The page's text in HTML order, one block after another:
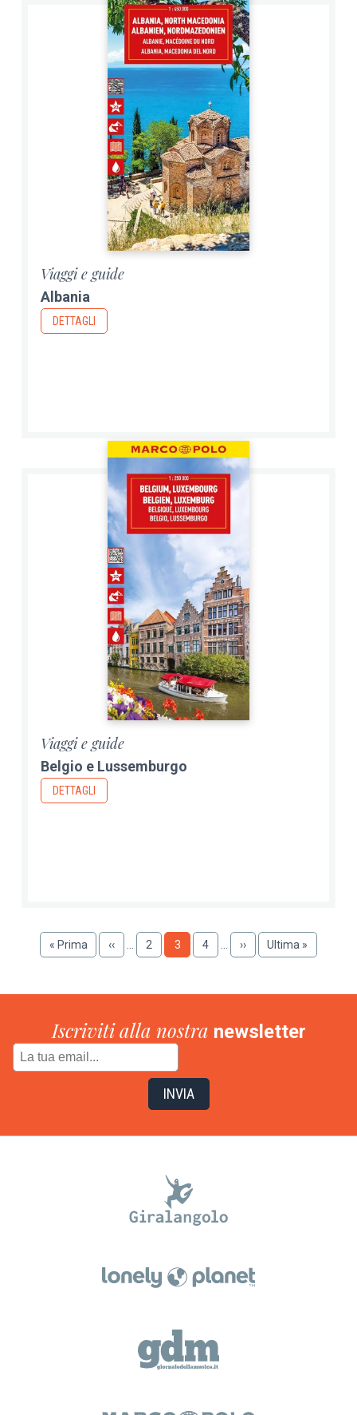
Viaggi e guide
Albania
DETTAGLI
Viaggi e guide
Belgio e Lussemburgo
DETTAGLI
Paginazione
Prima
pagina
« Prima
Pagina
precedente
‹‹ Pagina
2 Pagina
3 Pagina
4
Pagina
successiva
››
Ultima
pagina
Ultima »
Iscriviti alla nostra newsletter